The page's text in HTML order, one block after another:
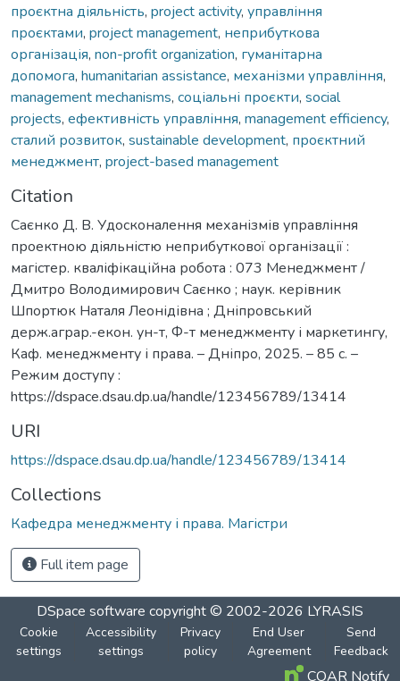
проєктна діяльність, project activity, управління
проєктами, project management, неприбуткова
організація, non-profit organization, гуманітарна
допомога, humanitarian assistance, механізми управління,
management mechanisms, соціальні проєкти, social
projects, ефективність управління, management efficiency,
сталий розвиток, sustainable development, проєктний
менеджмент, project-based management
Citation
Саєнко Д. В. Удосконалення механізмів управління
проектною діяльністю неприбуткової організації :
магістер. кваліфікаційна робота : 073 Менеджмент /
Дмитро Володимирович Саєнко ; наук. керівник
Шпортюк Наталя Леонідівна ; Дніпровський
держ.аграр.-екон. ун-т, Ф-т менеджменту і маркетингу,
Каф. менеджменту і права. – Дніпро, 2025. – 85 с. –
Режим доступу :
https://dspace.dsau.dp.ua/handle/123456789/13414
URI
https://dspace.dsau.dp.ua/handle/123456789/13414
Collections
Кафедра менеджменту і права. Магістри
Full item page
DSpace software copyright © 2002-2026 LYRASIS
Cookie
settings
Accessibility
settings
Privacy
policy
End User
Agreement
Send
Feedback
COAR Notify